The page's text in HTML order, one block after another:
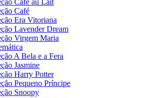
Cafe au Lait
Café
Era Vitoriana
Lavender Dream
Virgem Maria
A Bela e a Fera
Jasmine
Harry Potter
Pequeno Príncipe
Snoopy